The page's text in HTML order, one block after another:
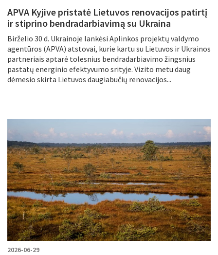
APVA Kyjive pristatė Lietuvos renovacijos patirtį
ir stiprino bendradarbiavimą su Ukraina
Birželio 30 d. Ukrainoje lankėsi Aplinkos projektų valdymo
agentūros (APVA) atstovai, kurie kartu su Lietuvos ir Ukrainos
partneriais aptarė tolesnius bendradarbiavimo žingsnius
pastatų energinio efektyvumo srityje. Vizito metu daug
dėmesio skirta Lietuvos daugiabučių renovacijos...
2026-06-29